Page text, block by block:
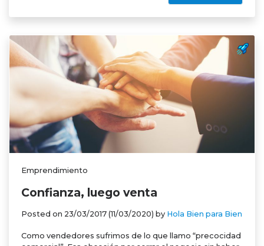
Emprendimiento
Confianza, luego venta
Posted on 23/03/2017 (11/03/2020) by Hola Bien para Bien
Como vendedores sufrimos de lo que llamo “precocidad